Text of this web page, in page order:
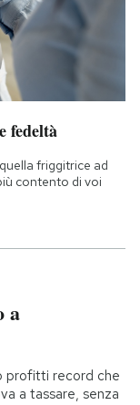
fedeltà
friggitrice ad
contento di voi
a
profitti record che
a tassare, senza